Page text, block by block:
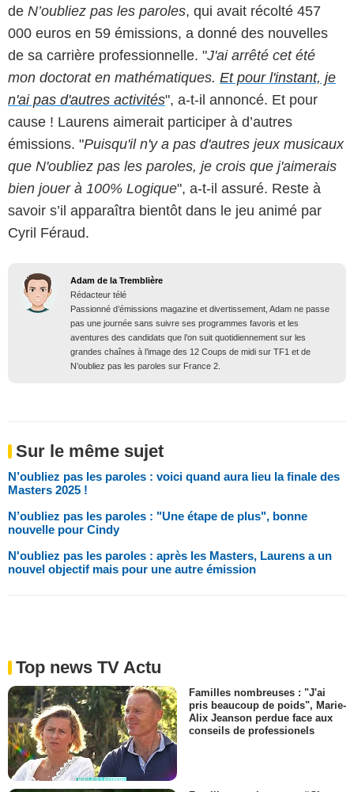
de N’oubliez pas les paroles, qui avait récolté 457
000 euros en 59 émissions, a donné des nouvelles
de sa carrière professionnelle. "J'ai arrêté cet été
mon doctorat en mathématiques. Et pour l'instant, je
n'ai pas d'autres activités", a-t-il annoncé. Et pour
cause ! Laurens aimerait participer à d’autres
émissions. "Puisqu'il n'y a pas d'autres jeux musicaux
que N'oubliez pas les paroles, je crois que j'aimerais
bien jouer à 100% Logique", a-t-il assuré. Reste à
savoir s’il apparaîtra bientôt dans le jeu animé par
Cyril Féraud.
Adam de la Tremblière
Rédacteur télé
Passionné d’émissions magazine et divertissement, Adam ne passe
pas une journée sans suivre ses programmes favoris et les
aventures des candidats que l’on suit quotidiennement sur les
grandes chaînes à l’image des 12 Coups de midi sur TF1 et de
N’oubliez pas les paroles sur France 2.
Sur le même sujet
N’oubliez pas les paroles : voici quand aura lieu la finale des
Masters 2025 !
N’oubliez pas les paroles : "Une étape de plus", bonne
nouvelle pour Cindy
N'oubliez pas les paroles : après les Masters, Laurens a un
nouvel objectif mais pour une autre émission
Top news TV Actu
Familles nombreuses : "J'ai
pris beaucoup de poids", Marie-
Alix Jeanson perdue face aux
conseils de professionels